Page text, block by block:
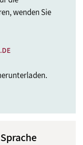
wenden Sie